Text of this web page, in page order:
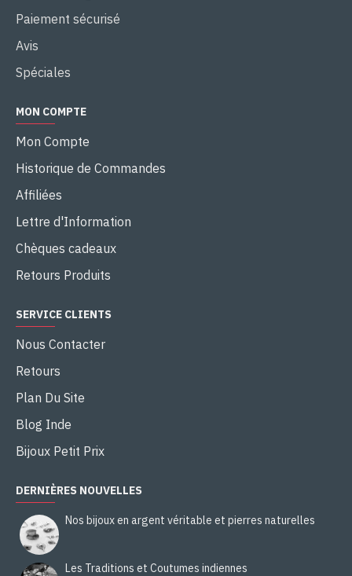
Paiement sécurisé
Avis
Spéciales
MON COMPTE
Mon Compte
Historique de Commandes
Affiliées
Lettre d'Information
Chèques cadeaux
Retours Produits
SERVICE CLIENTS
Nous Contacter
Retours
Plan Du Site
Blog Inde
Bijoux Petit Prix
DERNIÈRES NOUVELLES
Nos bijoux en argent véritable et pierres naturelles
Les Traditions et Coutumes indiennes